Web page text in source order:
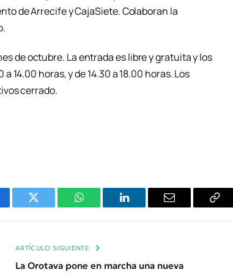
de Arrecife y CajaSiete. Colaboran la
de octubre. La entrada es libre y gratuita y los
14.00 horas, y de 14.30 a 18.00 horas. Los
cerrado.
Twitter WhatsAppLinkedIn Email
ARTÍCULO SIGUIENTE
La Orotava pone en marcha una nueva